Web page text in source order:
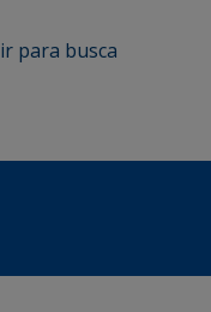
ir para busca